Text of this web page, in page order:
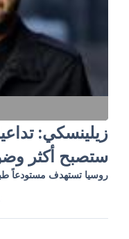
زيلينسكي:
ستصبح أكثر
روسيا تستهدف مستودعاً